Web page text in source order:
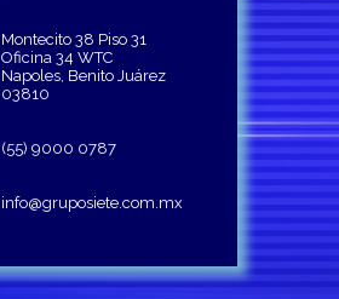
Montecito 38 Piso 31
Oficina 34 WTC
Napoles, Benito Juárez
03810
(55) 9000 0787
info@gruposiete.com.mx